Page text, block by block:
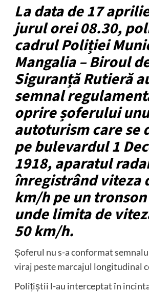
La data de 17
jurul orei 08.30,
cadrul Poliției
Mangalia – Biroul
Siguranță Rutieră
semnal
oprire șoferului
autoturism care se
pe bulevardul 1
1918, aparatul
înregistrând viteza
km/h pe un
unde limita de
50 km/h.
Șoferul nu s-a conformat
viraj peste marcajul longitudinal
Polițiștii l-au interceptat în